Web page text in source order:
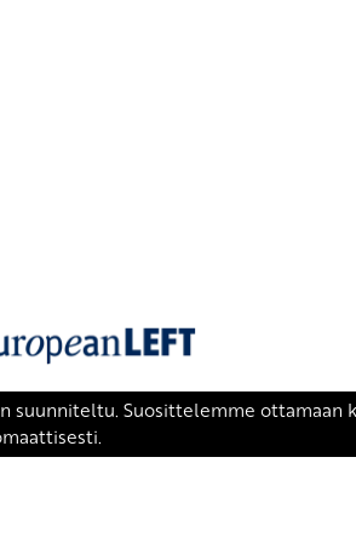
Vasemmistopuolueen jäsen.